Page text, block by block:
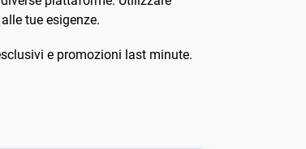
tue esigenze.
e promozioni last minute.